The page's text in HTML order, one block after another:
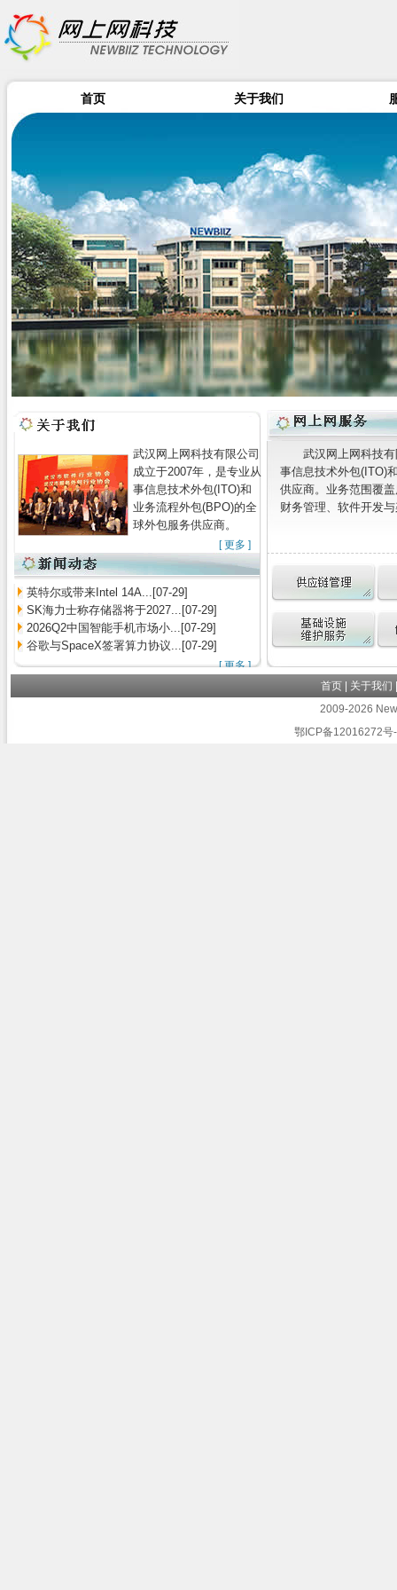
首页 关于我们
武汉网上网科技有限公司
成立于2007年，是专业从
事信息技术外包(ITO)和
业务流程外包(BPO)的全
球外包服务供应商。
[更多 ]
英特尔或带来Intel 14A...[07-29]
SK海力士称存储器将于2027...[07-29]
2026Q2中国智能手机市场小...[07-29]
谷歌与SpaceX签署算力协议...[07-29]
[更多]
武汉网上网科技
事信息技术外包(ITO)
供应商。业务范围覆
财务管理、软件开发
首页| 关于我们
2009-2026
鄂ICP备12016272